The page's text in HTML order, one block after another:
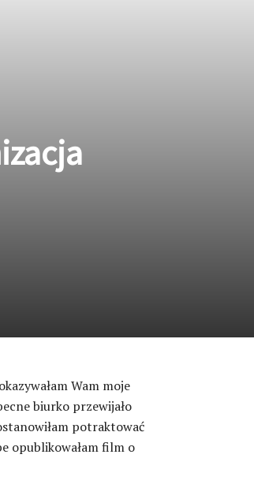
Wam moje
biurko przewijało
potraktować
opublikowałam film o